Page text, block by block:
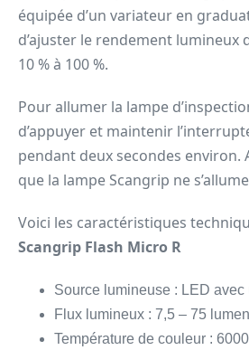
équipée d’un variateur en
d’ajuster le rendement lumineux
10 % à 100 %.
Pour allumer la lampe
d’appuyer et maintenir
pendant deux secondes environ.
que la lampe Scangrip ne
Voici les caractéristiques
Scangrip Flash Micro R
Source lumineuse : LED
Flux lumineux : 7,5 – 75
Température de couleur :